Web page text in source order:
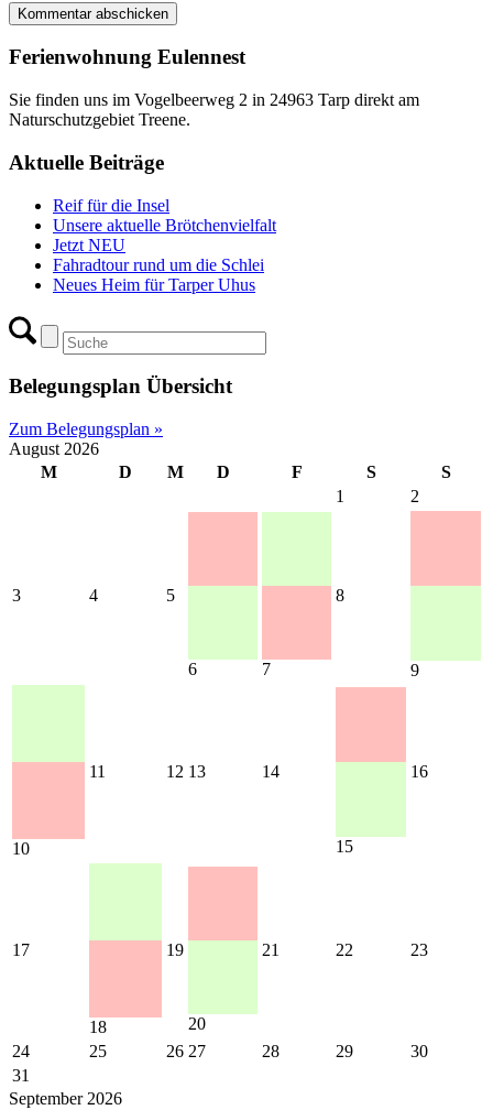
Ferienwohnung Eulennest
Sie finden uns im Vogelbeerweg 2 in 24963 Tarp direkt am
Naturschutzgebiet Treene.
Aktuelle Beiträge
Reif für die Insel
Unsere aktuelle Brötchenvielfalt
Jetzt NEU
Fahradtour rund um die Schlei
Neues Heim für Tarper Uhus
Belegungsplan Übersicht
Zum Belegungsplan »
August 2026
M
D M D F S
S
1
2
3 4 5
6 7
8
9
10
11 12 13 14
15
16
17
18
19
20
21 22 23
24 25 26 27 28 29
30
31
September 2026